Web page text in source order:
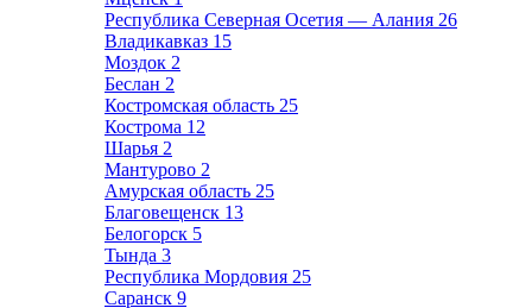
Республика Северная Осетия — Алания 26
Владикавказ 15
Моздок 2
Беслан 2
Костромская область 25
Кострома 12
Шарья 2
Мантурово 2
Амурская область 25
Благовещенск 13
Белогорск 5
Тында 3
Республика Мордовия 25
Саранск 9